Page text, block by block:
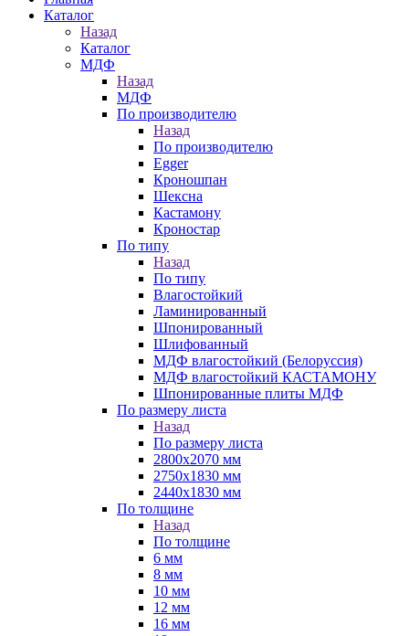
Каталог
Назад
Каталог
МДФ
Назад
МДФ
По производителю
Назад
По производителю
Egger
Кроношпан
Шексна
Кастамону
Кроностар
По типу
Назад
По типу
Влагостойкий
Ламинированный
Шпонированный
Шлифованный
МДФ влагостойкий (Белоруссия)
МДФ влагостойкий КАСТАМОНУ
Шпонированные плиты МДФ
По размеру листа
Назад
По размеру листа
2800х2070 мм
2750х1830 мм
2440х1830 мм
По толщине
Назад
По толщине
6 мм
8 мм
10 мм
12 мм
16 мм